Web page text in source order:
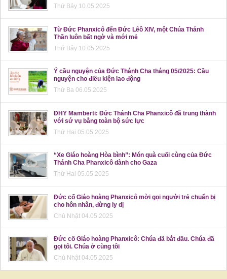
Thứ Bảy 10.05.2025
Từ Đức Phanxicô đến Đức Lêô XIV, một Chúa Thánh
Thần luôn bất ngờ và mới mẻ
Thứ Bảy 10.05.2025
Ý cầu nguyện của Đức Thánh Cha tháng 05/2025: Cầu
nguyện cho điều kiện lao động
Thứ Ba 06.05.2025
ĐHY Mamberti: Đức Thánh Cha Phanxicô đã trung thành
với sứ vụ bằng toàn bộ sức lực
Thứ Hai 05.05.2025
“Xe Giáo hoàng Hòa bình”: Món quà cuối cùng của Đức
Thánh Cha Phanxicô dành cho Gaza
Thứ Hai 05.05.2025
Đức cố Giáo hoàng Phanxicô mời gọi người trẻ chuẩn bị
cho hôn nhân, đừng ly dị
Chủ Nhật 04.05.2025
Đức cố Giáo hoàng Phanxicô: Chúa đã bắt đầu. Chúa đã
gọi tôi. Chúa ở cùng tôi
Chủ Nhật 04.05.2025